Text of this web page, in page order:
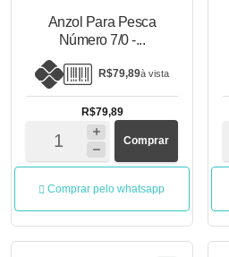
Anzol Para Pesca
Número 7/0 -...
R$79,89à vista
R$79,89
Comprar
Comprar pelo whatsapp